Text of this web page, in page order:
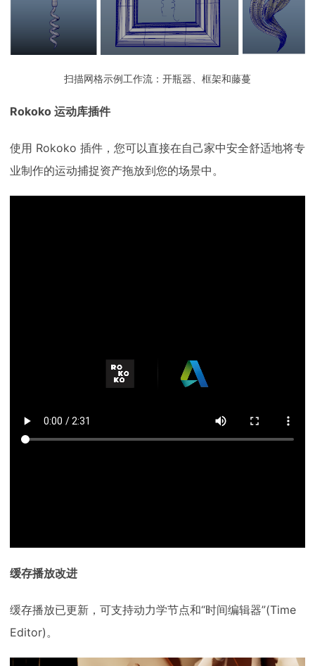
扫描网格示例工作流：开瓶器、框架和藤蔓
Rokoko 运动库插件
使用 Rokoko 插件，您可以直接在自己家中安全舒适地将专
业制作的运动捕捉资产拖放到您的场景中。
缓存播放改进
缓存播放已更新，可支持动力学节点和“时间编辑器”(Time
Editor)。